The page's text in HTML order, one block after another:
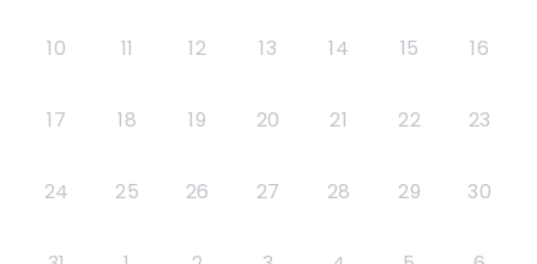
10 11 12 13 14 15 16
17 18 19 20 21 22 23
24 25 26 27 28 29 30